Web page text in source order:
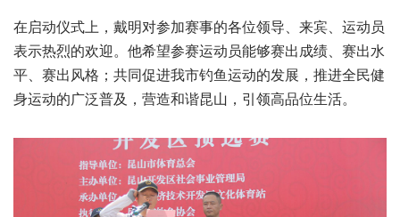
在启动仪式上，戴明对参加赛事的各位领导、来宾、运动员
表示热烈的欢迎。他希望参赛运动员能够赛出成绩、赛出水
平、赛出风格；共同促进我市钓鱼运动的发展，推进全民健
身运动的广泛普及，营造和谐昆山，引领高品位生活。